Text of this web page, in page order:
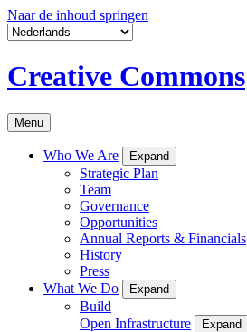
Naar de inhoud springen
Creative Commons
Menu
Who We Are Expand
Strategic Plan
Team
Governance
Opportunities
Annual Reports & Financials
History
Press
What We Do
Expand
Build
Open Infrastructure
Expand